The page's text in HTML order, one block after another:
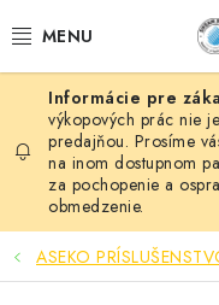
na
BAZÉNY
VÍRIVKY
ASEKO
výkopových prác nie
predajňou. Prosíme
na inom dostupnom
za pochopenie a
obmedzenie.
ASEKO